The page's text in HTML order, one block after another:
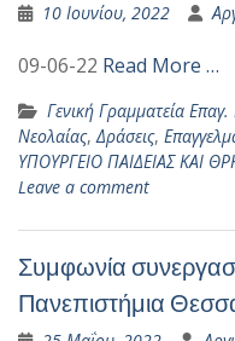
10 Ιουνίου, 2022
09-06-22 Read More …
Γενική Γραμματεία
Νεολαίας,Δράσεις,
ΥΠΟΥΡΓΕΙΟ ΠΑΙΔΕΙΑΣ ΚΑΙ
Leave a comment
Συμφωνία
Πανεπιστήμια